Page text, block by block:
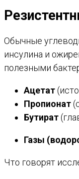
Обычные
инсулина и
полезными
Ацетат
Пропионат
Бутират
Газы
Что говорят